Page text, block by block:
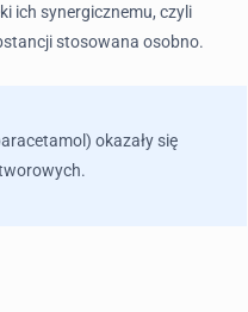
ich synergicznemu, czyli
stosowana osobno.
okazały się